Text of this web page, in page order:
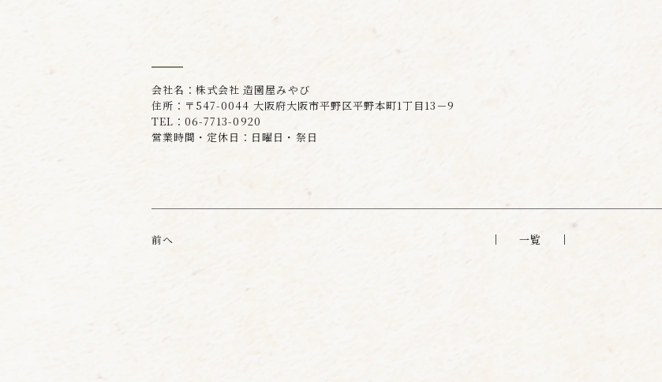
会社名：株式会社 造園屋みやび
住所：〒547-0044 大阪府大阪市平野区平野本町1丁目13－9
TEL：06-7713-0920
営業時間・定休日：日曜日・祭日
前へ 一覧